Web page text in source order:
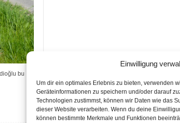
Einwilligung
Um dir ein optimales Erlebnis zu bieten, verwenden
Geräteinformationen zu speichern und/oder darauf
Technologien zustimmst, können wir Daten wie das
dieser Website verarbeiten. Wenn du deine
können bestimmte Merkmale und Funktionen
bu